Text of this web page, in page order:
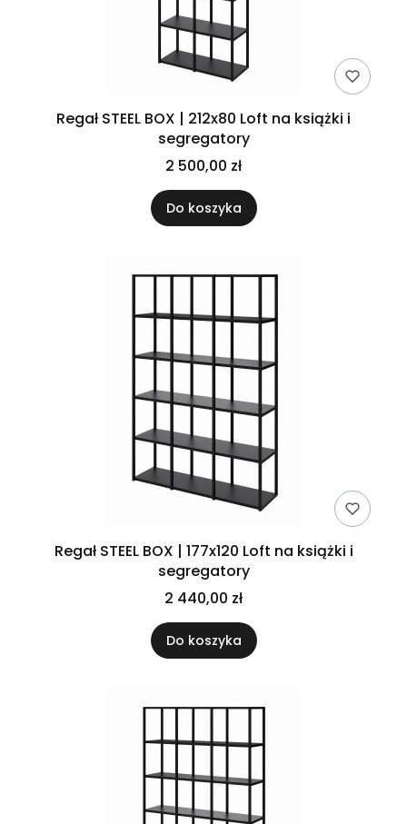
Regał STEEL BOX | 212x80 Loft na książki i
segregatory
2 500,00 zł
Do koszyka
Regał STEEL BOX | 177x120 Loft na książki i
segregatory
2 440,00 zł
Do koszyka